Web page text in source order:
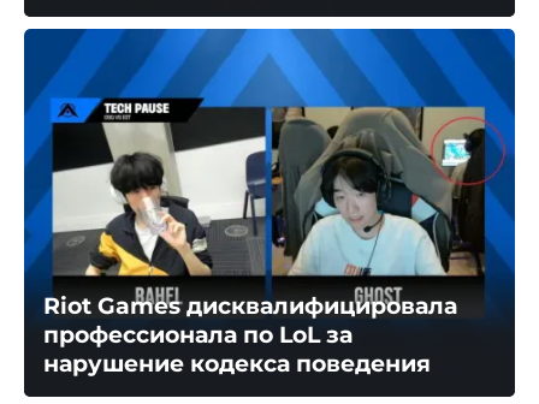
Riot Games дисквалифицировала
профессионала по LoL за
нарушение кодекса поведения